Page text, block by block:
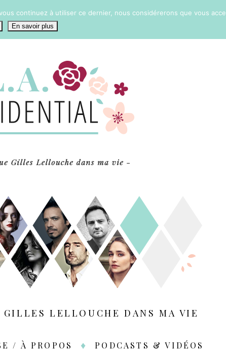
LELLOUCHE DANS MA VIE
/ À PROPOS PODCASTS & VIDÉOS
continuez à utiliser ce dernier, nous considérerons que vous
En savoir plus